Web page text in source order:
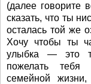
(далее говорите
сказать, что ты
осталась той же
Хочу чтобы ты
улыбка — это
пожелать тебя
семейной